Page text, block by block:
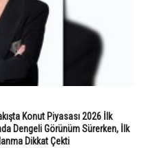
Konut Piyasası 2026 İlk
Dengeli Görünüm Sürerken, İlk
Dikkat Çekti